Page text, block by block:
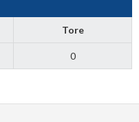
Tore
0